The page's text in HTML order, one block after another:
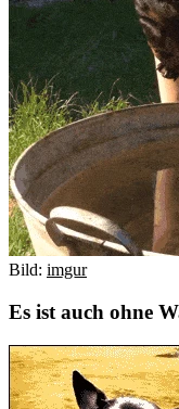
Bild: imgur
Es ist auch ohne